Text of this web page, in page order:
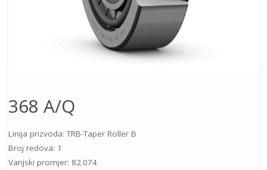
368 A/Q
Linija prizvoda: TRB-Taper Roller B
Broj redova: 1
Vanjski promjer: 82.074